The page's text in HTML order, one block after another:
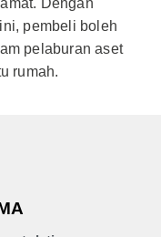
Dengan
pembeli boleh
pelaburan aset
rumah.